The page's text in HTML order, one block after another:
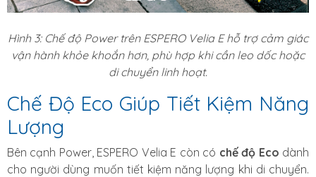
Hình 3: Chế độ Power trên ESPERO Velia E hỗ trợ cảm giác
vận hành khỏe khoắn hơn, phù hợp khi cần leo dốc hoặc
di chuyển linh hoạt.
Chế Độ Eco Giúp Tiết Kiệm Năng
Lượng
Bên cạnh Power, ESPERO Velia E còn có chế độ Eco dành
cho người dùng muốn tiết kiệm năng lượng khi di chuyển.